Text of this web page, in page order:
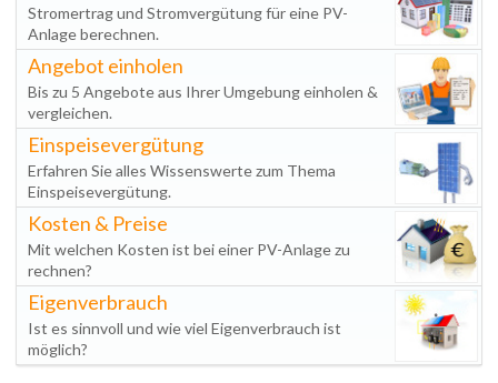
Stromertrag und Stromvergütung für eine PV-
Anlage berechnen.
Angebot einholen
Bis zu 5 Angebote aus Ihrer Umgebung einholen &
vergleichen.
Einspeisevergütung
Erfahren Sie alles Wissenswerte zum Thema
Einspeisevergütung.
Kosten & Preise
Mit welchen Kosten ist bei einer PV-Anlage zu
rechnen?
Eigenverbrauch
Ist es sinnvoll und wie viel Eigenverbrauch ist
möglich?